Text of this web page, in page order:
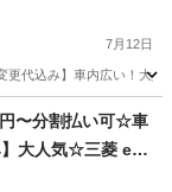
コーダー付きの
乗って帰れます‼️
7月12日
更代込み】車内広い！
〜分割払い可☆車
】大人気☆三菱 ek
走行中DVD見れ